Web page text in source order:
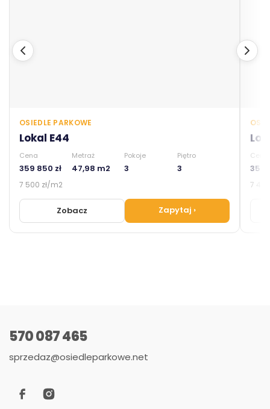
OSIEDLE PARKOWE
Lokal E44
Cena Metraż Pokoje Piętro
359 850 zł 47,98 m2 3 3
7 500 zł/m2
Zobacz Zapytaj ›
Cena
355
7
570 087 465
sprzedaz@osiedleparkowe.net